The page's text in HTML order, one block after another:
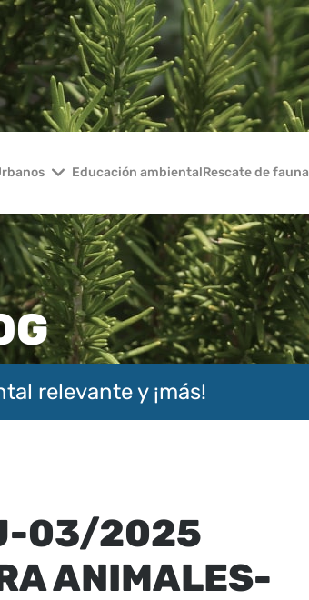
Educación ambientalRescate de fauna
relevante y ¡más!
03/2025
ANIMALES-